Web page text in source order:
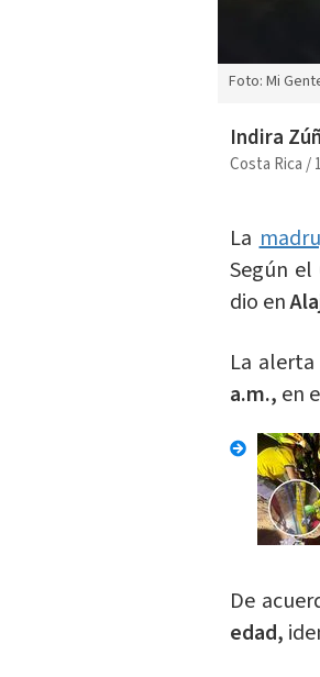
Foto: Mi
Indira
Costa Rica/
La
Según
dio en
La
a.m., en
De
edad,